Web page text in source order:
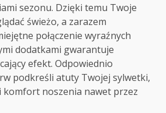
sezonu. Dzięki temu Twoje
świeżo, a zarazem
połączenie wyraźnych
dodatkami gwarantuje
efekt. Odpowiednio
podkreśli atuty Twojej sylwetki,
komfort noszenia nawet przez